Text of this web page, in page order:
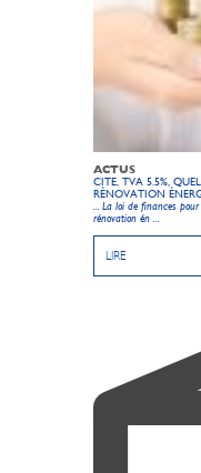
ACTUS
CITE, TVA 5.5%,
RÉNOVATION
... La loi de finances
rénovation én ...
LIRE